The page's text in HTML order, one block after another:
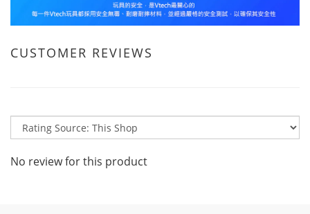
CUSTOMER REVIEWS
No review for this product